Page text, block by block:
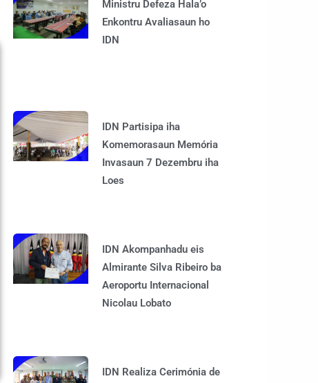
Ministru Defeza Hala’o
Enkontru Avaliasaun ho
IDN
IDN Partisipa iha
Komemorasaun Memória
Invasaun 7 Dezembru iha
Loes
IDN Akompanhadu eis
Almirante Silva Ribeiro ba
Aeroportu Internacional
Nicolau Lobato
IDN Realiza Cerimónia de